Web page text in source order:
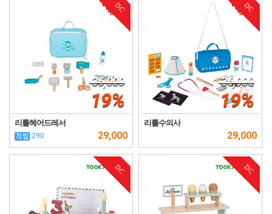
DC
36,000
19%
리틀헤어드레서
290 29,000
DC
36,000
19%
리틀수의사
29,000
DC DC